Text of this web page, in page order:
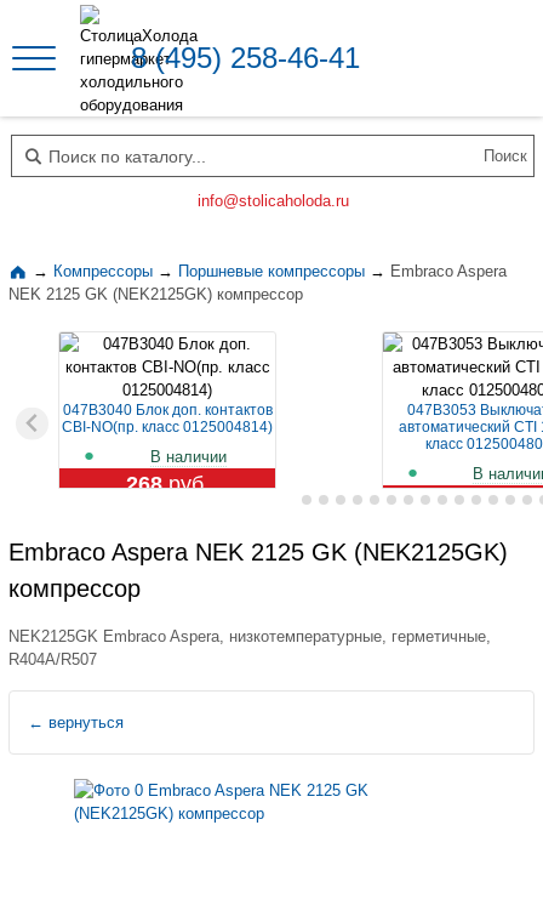
8 (495) 258-46-41
Поиск по каталогу
info@stolicaholoda.ru
→ Компрессоры → Поршневые компрессоры → Embraco Aspera
NEK 2125 GK (NEK2125GK) компрессор
047B3040 Блок доп. контактов
CBI-NO(пр. класс 0125004814)
В наличии
268руб.
047B3053
автоматический CTI
класс
В
1 109 руб.
Embraco Aspera NEK 2125 GK (NEK2125GK)
компрессор
NEK2125GK Embraco Aspera, низкотемпературные, герметичные,
R404A/R507
← вернуться